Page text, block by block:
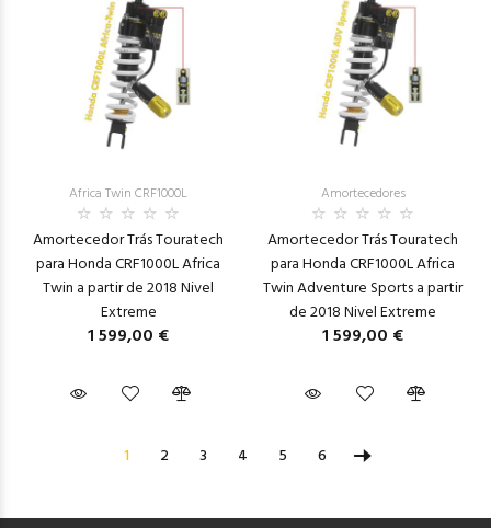
Africa Twin CRF1000L
Amortecedor Trás Touratech
para Honda CRF1000L Africa
Twin a partir de 2018 Nivel
Extreme
1 599,00 €
Amortecedores
Amortecedor Trás Touratech
para Honda CRF1000L Africa
Twin Adventure Sports a partir
de 2018 Nivel Extreme
1 599,00 €
1 2 3 4 5 6